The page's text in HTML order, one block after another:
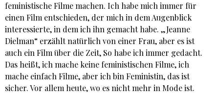
feministische Filme machen. Ich habe mich immer für
einen Film entschieden, der mich in dem Augenblick
interessierte, in dem ich ihn gemacht habe. „Jeanne
Dielman“ erzählt natürlich von einer Frau, aber es ist
auch ein Film über die Zeit, So habe ich immer gedacht.
Das heißt, ich mache keine feministischen Filme, ich
mache einfach Filme, aber ich bin Feministin, das ist
sicher. Vor allem heute, wo es nicht mehr in Mode ist.